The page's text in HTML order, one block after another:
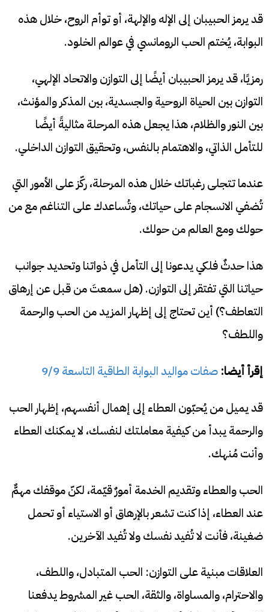
قد يرمز الحبيبان إلى الإله والإلهة، أو توأم الروح، خلال هذه
البوابة، يُختم الحب الرومانسي في عوالم الخلود.
رمزيًا، قد يرمز الحبيبان أيضًا إلى التوازن والاتحاد الإلهي،
التوازن بين الحياة الروحية والجسدية، بين المذكر والمؤنث،
بين النور والظلام، هذا يجعل هذه المرحلة مثاليةً أيضًا
للتأمل الذاتي، والاهتمام بالنفس، وتحقيق التوازن الداخلي.
عندما تتجلى رغباتك خلال هذه المرحلة، ركّز على الأمور التي
تُضفي الانسجام على حياتك، وتُساعدك على التناغم مع من
حولك ومع العالم من حولك.
هذا حدثٌ فلكي يدعونا إلى التأمل في ذواتنا وتحديد جوانب
حياتنا التي تفتقر إلى التوازن. (هل سمعتَ من قبل عن إرهاق
التعاطف؟) أين تحتاج إلى إظهار المزيد من الحب والرحمة
واللطف؟
إقرأ أيضا: صفات مواليد البوابة الطاقية التاسعة 9/9
قد يميل من يُحبّون العطاء إلى إهمال أنفسهم، إظهار الحب
والرحمة يبدأ من كيفية معاملتك لنفسك، لا يمكنك العطاء
وأنت مُنهك.
الحب والعطاء وتقديم الخدمة أمورٌ قيّمة، لكنّ موقفك مهمٌّ
عند العطاء، إذا كنت تشعر بالإرهاق أو الاستياء أو تحمل
ضغينة، فأنت لا تُفيد نفسك ولا تُفيد الآخرين.
العلاقات مبنية على التوازن: الحب المتبادل، واللطف،
والاحترام، والمساواة، والثقة، الحب غير المشروط يدفعنا